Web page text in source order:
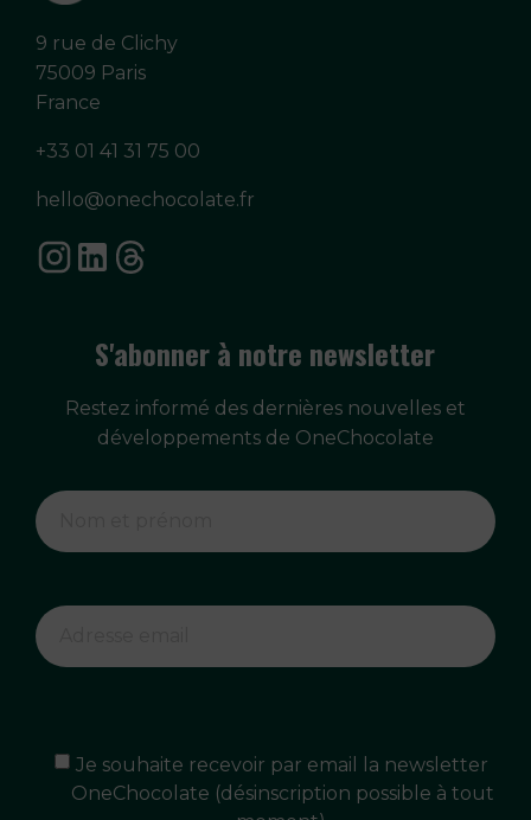
9 rue de Clichy
75009 Paris
France
+33 01 41 31 75 00
hello@onechocolate.fr
S'abonner à notre newsletter
Restez informé des dernières nouvelles et
développements de OneChocolate
Je souhaite recevoir par email la newsletter
OneChocolate (désinscription possible à tout